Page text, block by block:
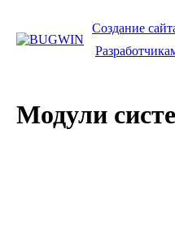
Создание
Модули